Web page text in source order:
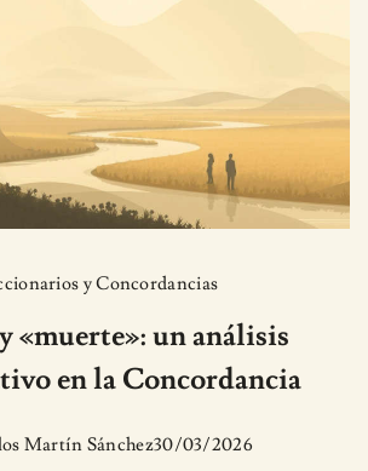
y Concordancias
«muerte»: un análisis
en la Concordancia
Martín Sánchez30/03/2026